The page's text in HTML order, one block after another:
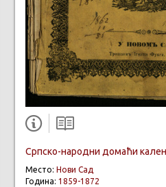
Српско-народни домаћи
Место: Нови Сад
Година: 1859-1872